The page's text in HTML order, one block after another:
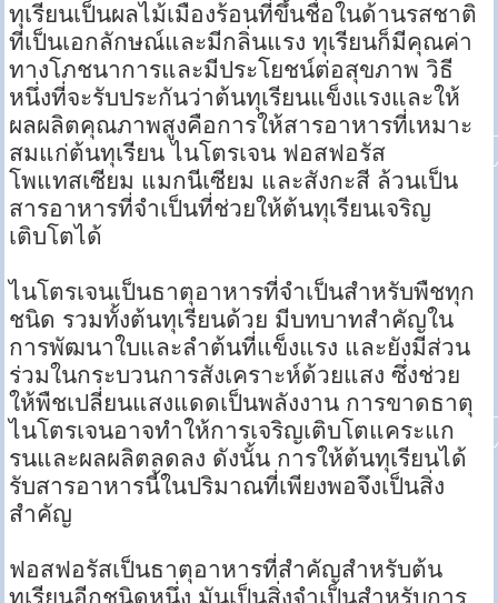
ทุเรียนเป็นผลไม้เมืองร้อนที่ขึ้นชื่อในด้านรสชาติ
ที่เป็นเอกลักษณ์และมีกลิ่นแรง ทุเรียนก็มีคุณค่า
ทางโภชนาการและมีประโยชน์ต่อสุขภาพ วิธี
หนึ่งที่จะรับประกันว่าต้นทุเรียนแข็งแรงและให้
ผลผลิตคุณภาพสูงคือการให้สารอาหารที่เหมาะ
สมแก่ต้นทุเรียน ไนโตรเจน ฟอสฟอรัส
โพแทสเซียม แมกนีเซียม และสังกะสี ล้วนเป็น
สารอาหารที่จำเป็นที่ช่วยให้ต้นทุเรียนเจริญ
เติบโตได้
ไนโตรเจนเป็นธาตุอาหารที่จำเป็นสำหรับพืชทุก
ชนิด รวมทั้งต้นทุเรียนด้วย มีบทบาทสำคัญใน
การพัฒนาใบและลำต้นที่แข็งแรง และยังมีส่วน
ร่วมในกระบวนการสังเคราะห์ด้วยแสง ซึ่งช่วย
ให้พืชเปลี่ยนแสงแดดเป็นพลังงาน การขาดธาตุ
ไนโตรเจนอาจทำให้การเจริญเติบโตแคระแก
รนและผลผลิตลดลง ดังนั้น การให้ต้นทุเรียนได้
รับสารอาหารนี้ในปริมาณที่เพียงพอจึงเป็นสิ่ง
สำคัญ
ฟอสฟอรัสเป็นธาตุอาหารที่สำคัญสำหรับต้น
ทุเรียนอีกชนิดหนึ่ง มันเป็นสิ่งจำเป็นสำหรับการ